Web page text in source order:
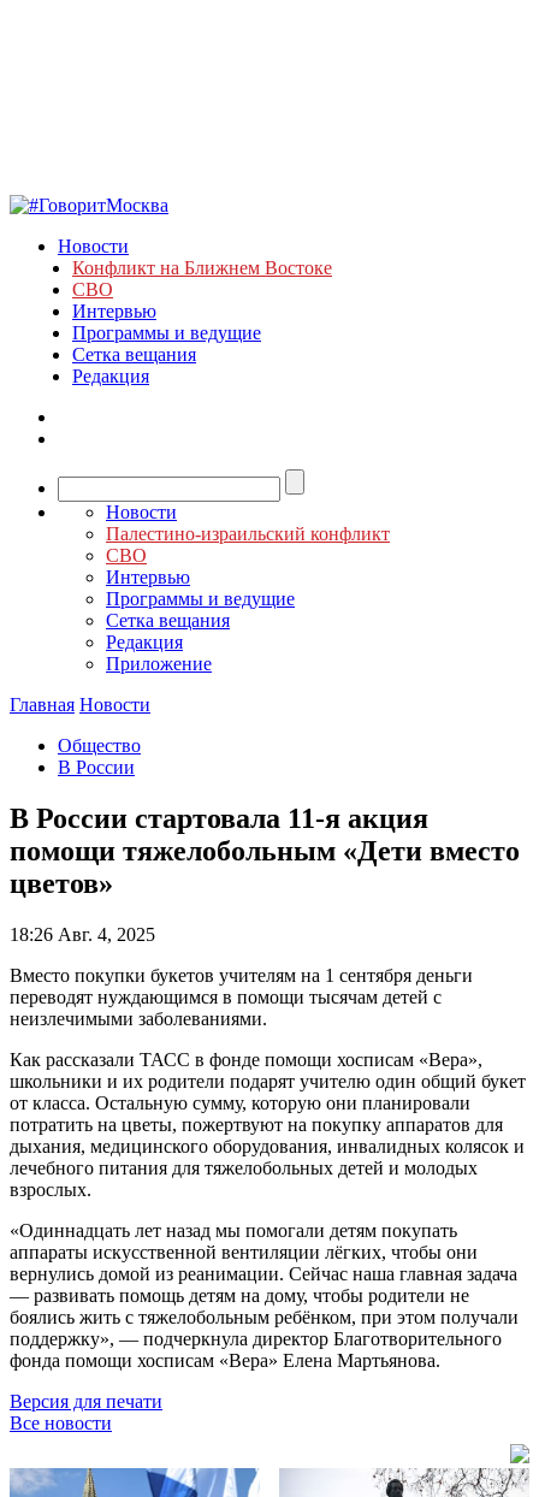
Новости
Конфликт на Ближнем Востоке
СВО
Интервью
Программы и ведущие
Сетка вещания
Редакция
Новости
Палестино-израильский конфликт
СВО
Интервью
Программы и ведущие
Сетка вещания
Редакция
Приложение
Главная Новости
Общество
В России
В России стартовала 11-я акция
помощи тяжелобольным «Дети вместо
цветов»
18:26 Авг. 4, 2025
Вместо покупки букетов учителям на 1 сентября деньги
переводят нуждающимся в помощи тысячам детей с
неизлечимыми заболеваниями.
Как рассказали ТАСС в фонде помощи хосписам «Вера»,
школьники и их родители подарят учителю один общий букет
от класса. Остальную сумму, которую они планировали
потратить на цветы, пожертвуют на покупку аппаратов для
дыхания, медицинского оборудования, инвалидных колясок и
лечебного питания для тяжелобольных детей и молодых
взрослых.
«Одиннадцать лет назад мы помогали детям покупать
аппараты искусственной вентиляции лёгких, чтобы они
вернулись домой из реанимации. Сейчас наша главная задача
— развивать помощь детям на дому, чтобы родители не
боялись жить с тяжелобольным ребёнком, при этом получали
поддержку», — подчеркнула директор Благотворительного
фонда помощи хосписам «Вера» Елена Мартьянова.
Версия для печати
Все новости